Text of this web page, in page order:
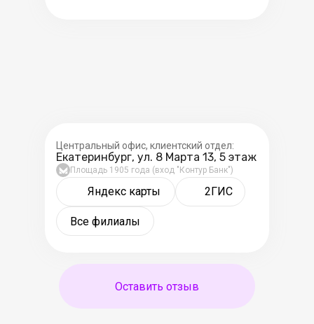
Центральный офис, клиентский отдел:
Екатеринбург, ул. 8 Марта 13, 5 этаж
Площадь 1905 года (вход "Контур Банк")
Яндекс карты 2ГИС
Все филиалы
Оставить отзыв